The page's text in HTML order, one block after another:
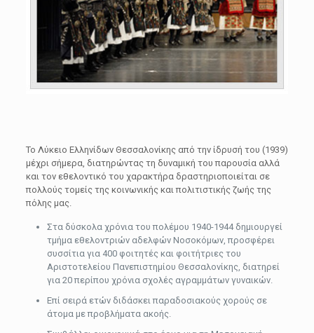
Το Λύκειο Ελληνίδων Θεσσαλονίκης από την ίδρυσή του (1939)
μέχρι σήμερα, διατηρώντας τη δυναμική του παρουσία αλλά
και τον εθελοντικό του χαρακτήρα δραστηριοποιείται σε
πολλούς τομείς της κοινωνικής και πολιτιστικής ζωής της
πόλης μας.
Στα δύσκολα χρόνια του πολέμου 1940-1944 δημιουργεί
τμήμα εθελοντριών αδελφών Νοσοκόμων, προσφέρει
συσσίτια για 400 φοιτητές και φοιτήτριες του
Αριστοτελείου Πανεπιστημίου Θεσσαλονίκης, διατηρεί
για 20 περίπου χρόνια σχολές αγραμμάτων γυναικών.
Επί σειρά ετών διδάσκει παραδοσιακούς χορούς σε
άτομα με προβλήματα ακοής.